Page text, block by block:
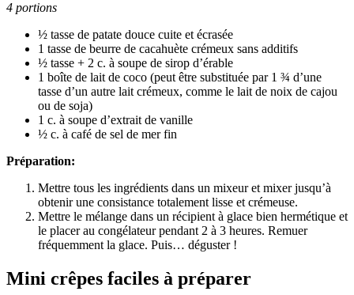
4 portions
½ tasse de patate douce cuite et écrasée
1 tasse de beurre de cacahuète crémeux sans additifs
½ tasse + 2 c. à soupe de sirop d’érable
1 boîte de lait de coco (peut être substituée par 1 ¾ d’une
tasse d’un autre lait crémeux, comme le lait de noix de cajou
ou de soja)
1 c. à soupe d’extrait de vanille
½ c. à café de sel de mer fin
Préparation:
Mettre tous les ingrédients dans un mixeur et mixer jusqu’à
obtenir une consistance totalement lisse et crémeuse.
Mettre le mélange dans un récipient à glace bien hermétique et
le placer au congélateur pendant 2 à 3 heures. Remuer
fréquemment la glace. Puis… déguster !
Mini crêpes faciles à préparer